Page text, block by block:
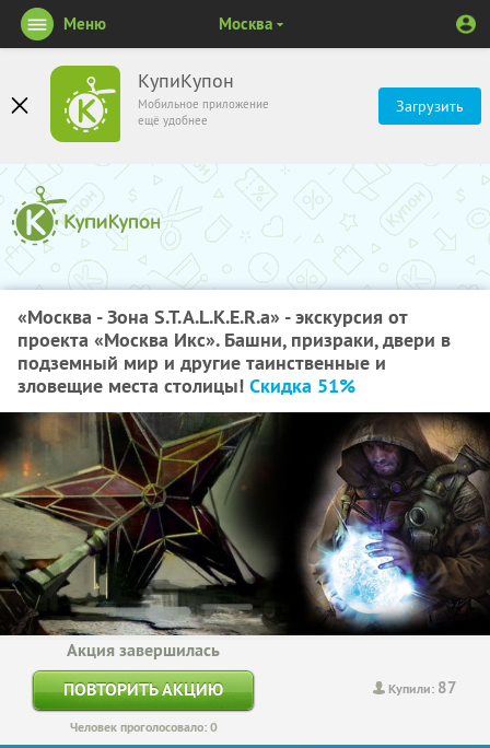
КупиКупон
Мобильное приложение
ещё удобнее
Загрузить
Меню Москва
«Москва - Зона S.T.A.L.K.E.R.а» - экскурсия от
проекта «Москва Икс». Башни, призраки, двери в
подземный мир и другие таинственные и
зловещие места столицы! Скидка 51%
Купили: 87
Акция завершилась
ПОВТОРИТЬ АКЦИЮ
Человек проголосовало: 0